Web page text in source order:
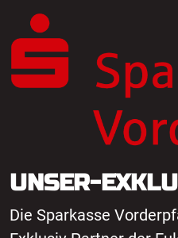
UNSER-
Die Sparkasse